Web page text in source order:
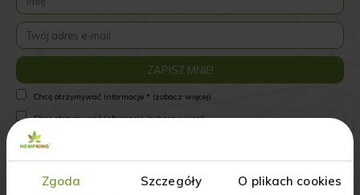
Zgoda Szczegóły O plikach cookies
Chcę otrzymywać informacje * (zobacz więcej)...
Chcę otrzymywać informacje (zobacz więcej)...
Zapoznałam/łem się z informacjami * (zobacz więcej)...
Zapoznałam/łem się z informacjami * (zobacz więcej)...
Wyrażam zgodę na przetwarzanie * (zobacz więcej)...